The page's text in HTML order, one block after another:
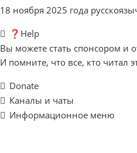
18 ноября 2025 года
❓Help
Вы можете стать спонсором и
И помните, что все, кто читал
Donate
Каналы и чаты
Информационное меню